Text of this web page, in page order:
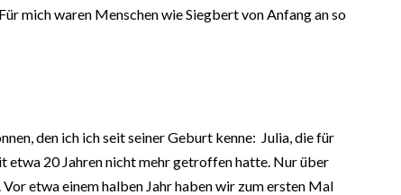
mich waren Menschen wie Siegbert von Anfang an so
den ich ich seit seiner Geburt kenne: Julia, die für
etwa 20 Jahren nicht mehr getroffen hatte. Nur über
etwa einem halben Jahr haben wir zum ersten Mal